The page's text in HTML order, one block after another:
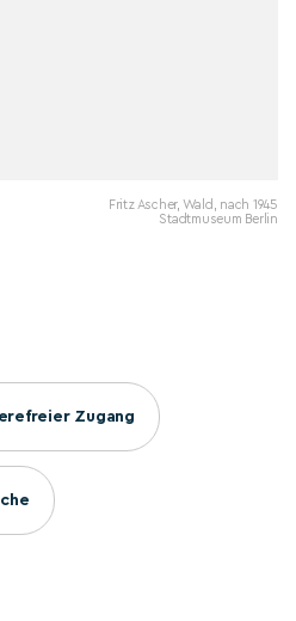
Fritz Ascher, Wald, nach 1945
Stadtmuseum Berlin
Zugang